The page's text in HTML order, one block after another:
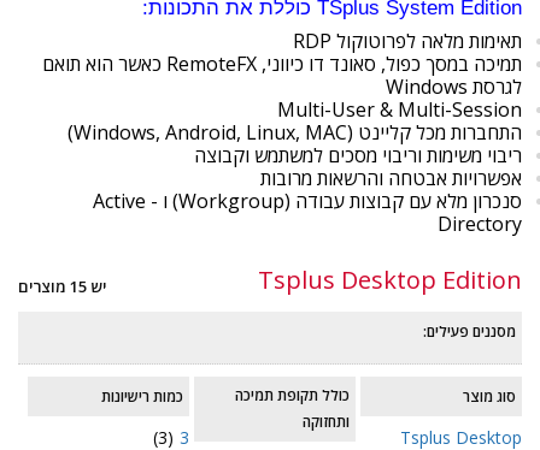
TSplus System Edition כוללת את התכונות:
תאימות מלאה לפרוטוקול RDP
תמיכה במסך כפול, סאונד דו כיווני, RemoteFX כאשר הוא תואם
לגרסת Windows
Multi-User & Multi-Session
התחברות מכל קליינט (Windows, Android, Linux, MAC)
ריבוי משימות וריבוי מסכים למשתמש וקבוצה
אפשרויות אבטחה והרשאות מרובות
סנכרון מלא עם קבוצות עבודה (Workgroup) ו - Active
Directory
Tsplus Desktop Edition יש 15 מוצרים
מסננים פעילים:
סוג מוצר
Tsplus Desktop
כולל תקופת תמיכה
ותחזוקה
כמות רישיונות
3
(3)